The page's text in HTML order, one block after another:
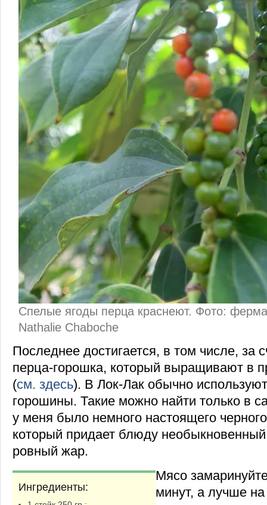
Спелые ягоды перца краснеют. Фото:
Nathalie Chaboche
Последнее достигается, в том числе, за
перца-горошка, который выращивают в
(см. здесь). В Лок-Лак обычно
горошины. Такие можно найти только в
у меня было немного настоящего
который придает блюду
ровный жар.
Ингредиенты:
Мясо
минут, а лучше на